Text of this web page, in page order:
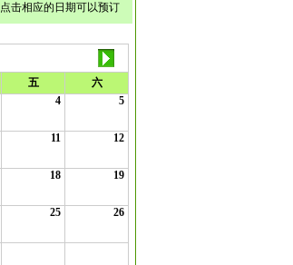
点击相应的日期可以预订